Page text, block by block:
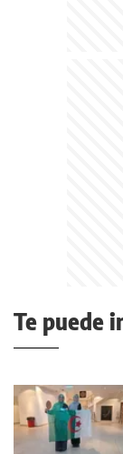
Te puede